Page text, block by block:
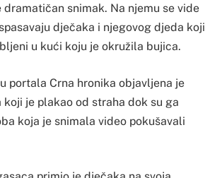
dramatičan snimak. Na njemu se vide
dječaka i njegovog djeda koji
u kući koju je okružila bujica.
portala Crna hronika objavljena je
koji je plakao od straha dok su ga
koja je snimala video pokušavali